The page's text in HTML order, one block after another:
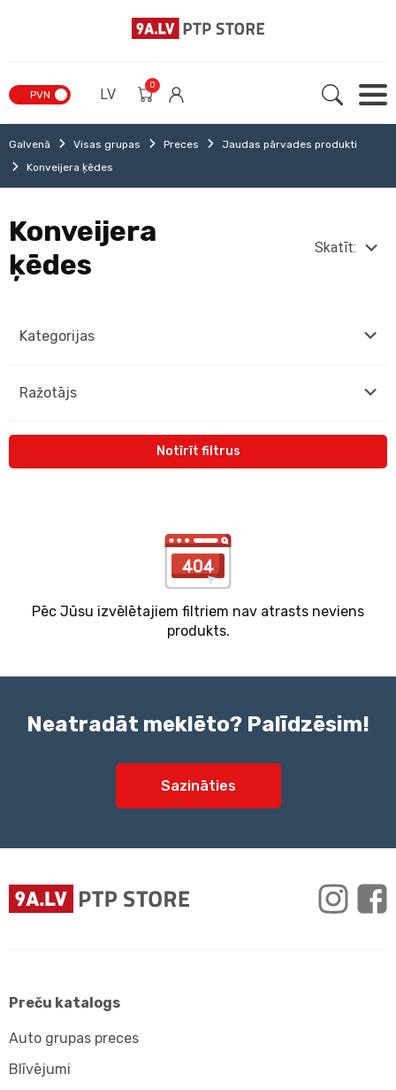
PVN LV
0
Galvenā Visas grupas Preces
Jaudas pārvades produkti
Konveijera ķēdes
Kategorijas
Ražotājs
Notīrīt filtrus
Konveijera
ķēdes
Skatīt:
Pēc Jūsu izvēlētajiem filtriem nav atrasts neviens
produkts.
Neatradāt meklēto? Palīdzēsim!
Sazināties
Preču katalogs
Auto grupas preces
Blīvējumi